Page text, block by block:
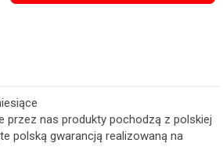
przez nas produkty pochodzą z polskiej
polską gwarancją realizowaną na